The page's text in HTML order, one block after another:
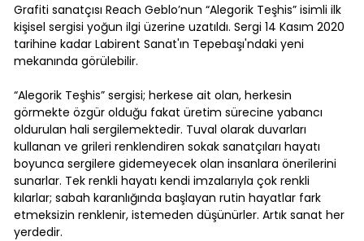
Grafiti sanatçısı Reach Geblo’nun “Alegorik Teşhis” isimli ilk
kişisel sergisi yoğun ilgi üzerine uzatıldı. Sergi 14 Kasım 2020
tarihine kadar Labirent Sanat'ın Tepebaşı'ndaki yeni
mekanında görülebilir.
“Alegorik Teşhis” sergisi; herkese ait olan, herkesin
görmekte özgür olduğu fakat üretim sürecine yabancı
oldurulan hali sergilemektedir. Tuval olarak duvarları
kullanan ve grileri renklendiren sokak sanatçıları hayatı
boyunca sergilere gidemeyecek olan insanlara önerilerini
sunarlar. Tek renkli hayatı kendi imzalarıyla çok renkli
kılarlar; sabah karanlığında başlayan rutin hayatlar fark
etmeksizin renklenir, istemeden düşünürler. Artık sanat her
yerdedir.